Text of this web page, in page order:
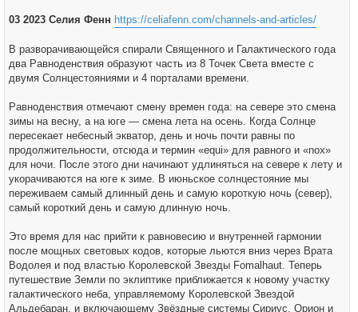
и
е
03 2023 Селия Фенн https://celiafenn.com/channels-and-articles/
В разворачивающейся спирали Священного и Галактического года
два Равноденствия образуют часть из 8 Точек Света вместе с
двумя Солнцестояниями и 4 порталами времени.
Равноденствия отмечают смену времен года: на севере это смена
зимы на весну, а на юге — смена лета на осень. Когда Солнце
пересекает небесный экватор, день и ночь почти равны по
продолжительности, отсюда и термин «equi» для равного и «nox»
для ночи. После этого дни начинают удлиняться на севере к лету и
укорачиваются на юге к зиме. В июньское солнцестояние мы
переживаем самый длинный день и самую короткую ночь (север),
самый короткий день и самую длинную ночь.
Это время для нас прийти к равновесию и внутренней гармонии
после мощных световых кодов, которые льются вниз через Врата
Водолея и под властью Королевской Звезды Fomalhaut. Теперь
путешествие Земли по эклиптике приближается к новому участку
галактического неба, управляемому Королевской Звездой
Альдебаран, и включающему Звёздные системы Сириус, Орион и